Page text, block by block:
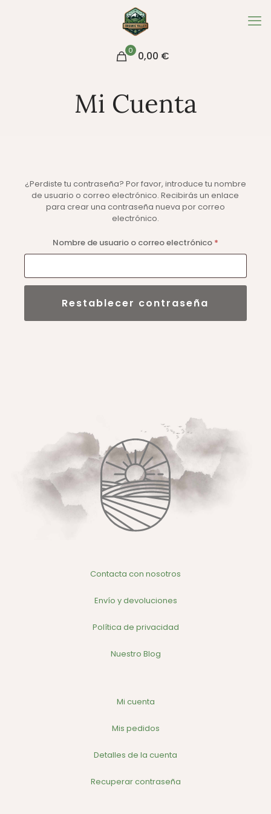
0 0,00 €
Mi Cuenta
¿Perdiste tu contraseña? Por favor, introduce tu nombre
de usuario o correo electrónico. Recibirás un enlace
para crear una contraseña nueva por correo
electrónico.
Nombre de usuario o correo electrónico *Obligatorio
Restablecer contraseña
Contacta con nosotros
Envío y devoluciones
Política de privacidad
Nuestro Blog
Mi cuenta
Mis pedidos
Detalles de la cuenta
Recuperar contraseña